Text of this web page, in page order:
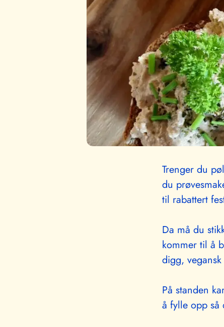
Trenger du
du
til rabattert
Da må du
kommer til å
digg,
På standen
å fylle opp så